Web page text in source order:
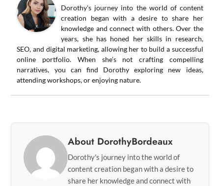
Dorothy's journey into the world of content
creation began with a desire to share her
knowledge and connect with others. Over the
years, she has honed her skills in research,
SEO, and digital marketing, allowing her to build a successful
online portfolio. When she’s not crafting compelling
narratives, you can find Dorothy exploring new ideas,
attending workshops, or enjoying nature.
About DorothyBordeaux
Dorothy's journey into the world of
content creation began with a desire to
share her knowledge and connect with